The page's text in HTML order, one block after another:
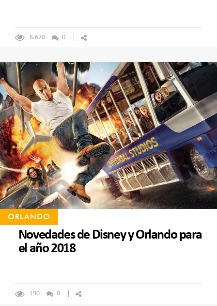
8.670 0
ORLANDO
Novedades de Disney y Orlando para
el año 2018
190 0